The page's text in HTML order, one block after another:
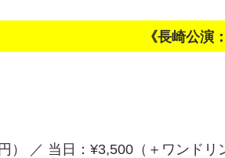
《長崎公演
） ／ 当日：¥3,500（＋ワンドリ